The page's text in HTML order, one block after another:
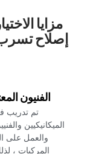
‏مزايا
‏إصلاح تسرب
‏الفنيون
‏تم تدريب
الميكانيكيين
والعمل على
المركبات ،